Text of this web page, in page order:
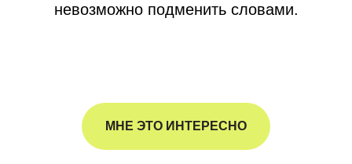
невозможно подменить словами.
МНЕ ЭТО ИНТЕРЕСНО